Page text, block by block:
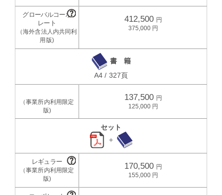
412,500
375,000
書 籍
A4 / 327頁
137,500
125,000
セット
＋
170,500
155,000